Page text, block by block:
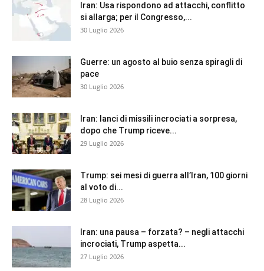
Iran: Usa rispondono ad attacchi, conflitto
si allarga; per il Congresso,...
30 Luglio 2026
Guerre: un agosto al buio senza spiragli di
pace
30 Luglio 2026
Iran: lanci di missili incrociati a sorpresa,
dopo che Trump riceve...
29 Luglio 2026
Trump: sei mesi di guerra all’Iran, 100 giorni
al voto di...
28 Luglio 2026
Iran: una pausa – forzata? – negli attacchi
incrociati, Trump aspetta...
27 Luglio 2026